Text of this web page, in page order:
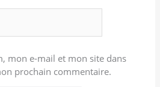
mon e-mail et mon site dans
prochain commentaire.